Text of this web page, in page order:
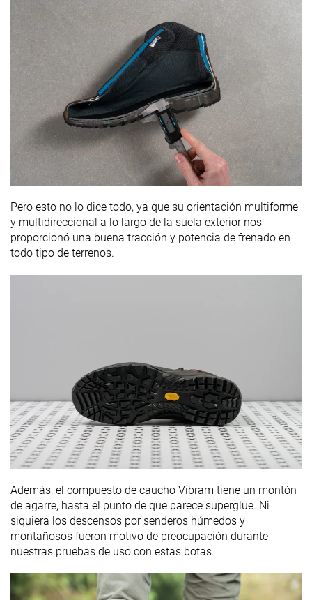
Pero esto no lo dice todo, ya que su orientación multiforme
y multidireccional a lo largo de la suela exterior nos
proporcionó una buena tracción y potencia de frenado en
todo tipo de terrenos.
Además, el compuesto de caucho Vibram tiene un montón
de agarre, hasta el punto de que parece superglue. Ni
siquiera los descensos por senderos húmedos y
montañosos fueron motivo de preocupación durante
nuestras pruebas de uso con estas botas.